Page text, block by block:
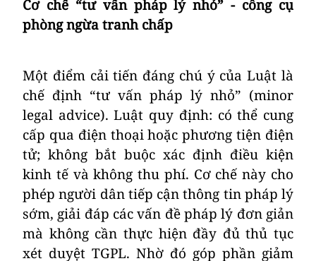
Cơ chế “tư vấn pháp lý nhỏ” - công cụ
phòng ngừa tranh chấp
Một điểm cải tiến đáng chú ý của Luật là
chế định “tư vấn pháp lý nhỏ” (minor
legal advice). Luật quy định: có thể cung
cấp qua điện thoại hoặc phương tiện điện
tử; không bắt buộc xác định điều kiện
kinh tế và không thu phí. Cơ chế này cho
phép người dân tiếp cận thông tin pháp lý
sớm, giải đáp các vấn đề pháp lý đơn giản
mà không cần thực hiện đầy đủ thủ tục
xét duyệt TGPL. Nhờ đó góp phần giảm